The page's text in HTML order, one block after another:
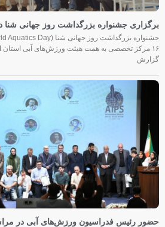
برگزاری جشنواره بزرگداشت روز جهانی شنا
۱۶ مرکز تخصصی به همت هیئت ورزش‌های آبی استان
گزارش
حضور رئیس فدراسیون ورزش‌های آبی در